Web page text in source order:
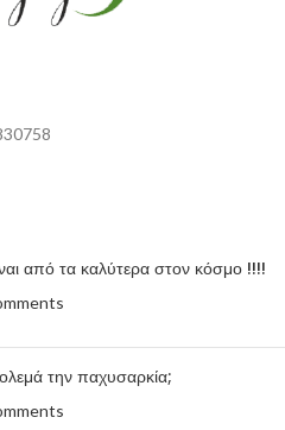
από τα καλύτερα στον κόσμο !!!!
την παχυσαρκία;